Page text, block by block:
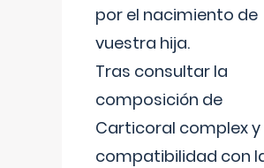
por el nacimiento de
vuestra hija.
Tras consultar la
composición de
Carticoral complex y
compatibilidad con